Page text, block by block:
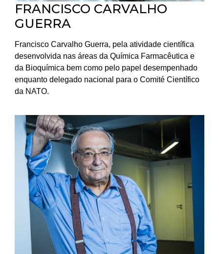
FRANCISCO CARVALHO
GUERRA
Francisco Carvalho Guerra, pela atividade científica
desenvolvida nas áreas da Química Farmacêutica e
da Bioquímica bem como pelo papel desempenhado
enquanto delegado nacional para o Comité Científico
da NATO.